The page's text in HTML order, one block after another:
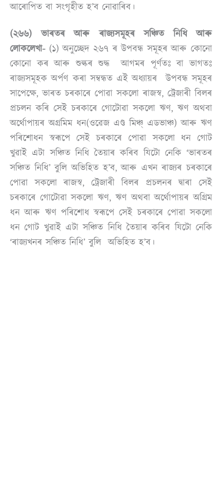
আৰোপিত বা সংগৃহীত হ’ব নোৱাৰিব।
(২৬৬) ভাৰতৰ আৰু ৰাজ্যসমূহৰ সঞ্চিত নিধি আৰু
লোকলেখা-(১) অনুচ্ছেদ ২৬৭ ৰ উপবন্ধ সমূহৰ আৰু কোনো
কোনো কৰ আৰু শুল্কৰ শুদ্ধ আগমৰ পূৰ্ণতঃ বা ভাগতঃ
ৰাজ্যসমূহক অৰ্পণ কৰা সম্বন্ধত এই অধ্যায়ৰ উপবন্ধ সমূহৰ
সাপেক্ষে, ভাৰত চৰকাৰে পোৱা সকলো ৰাজস্ব, ট্ৰেজাৰী বিলৰ
প্ৰচলন কৰি সেই চৰকাৰে গোটোৱা সকলো ঋণ, ঋণ অথবা
অৰ্থোপায়ৰ অগ্ৰমিম ধন(ওৱেজ এণ্ড মিঞ্চ্ এডভাঞ্চ) আৰু ঋণ
পৰিশোধন স্বৰূপে সেই চৰকাৰে পোৱা সকলো ধন গোট
খুৱাই এটা সঞ্চিত নিধি তৈয়াৰ কৰিব যিটো নেকি ‘ভাৰতৰ
সঞ্চিত নিধি’ বুলি অভিহিত হ’ব, আৰু এখন ৰাজ্যৰ চৰকাৰে
পোৱা সকলো ৰাজস্ব, ট্ৰেজাৰী বিলৰ প্ৰচলনৰ দ্বাৰা সেই
চৰকাৰে গোটোৱা সকলো ঋণ, ঋণ অথবা অৰ্থোপায়ৰ অগ্ৰিম
ধন আৰু ঋণ পৰিশোধ স্বৰূপে সেই চৰকাৰে পোৱা সকলো
ধন গোট খুৱাই এটা সঞ্চিত নিধি তৈয়াৰ কৰিব যিটো নেকি
‘ৰাজ্যখনৰ সঞ্চিত নিধি’ বুলি অভিহিত হ’ব।